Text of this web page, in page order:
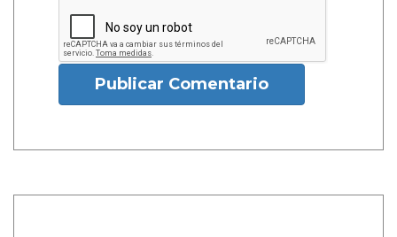
Publicar Comentario